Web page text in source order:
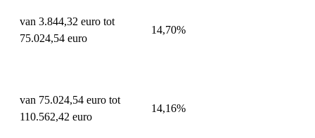
van 3.844,32 euro tot
75.024,54 euro
14,70%
van 75.024,54 euro tot
110.562,42 euro
14,16%